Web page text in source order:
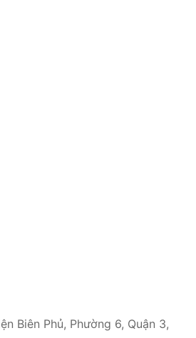
Biên Phủ, Phường 6, Quận 3,